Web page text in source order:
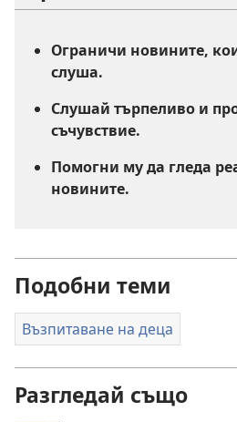
Ограничи новините,
слуша.
Слушай търпеливо и
съчувствие.
Помогни му да гледа
новините.
Подобни теми
Възпитаване на деца
Разгледай също